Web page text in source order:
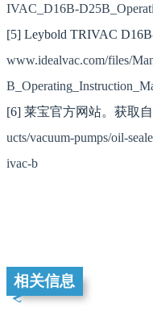
IVAC_D16B-
[5] Leybold TRIVAC
www.idealvac.com/files/
[6] 莱宝官方网站。获取自
ucts/vacuum-pumps/oil-
ivac-b
相关信息